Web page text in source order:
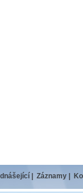
Záznamy